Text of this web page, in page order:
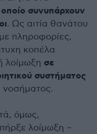
συνυπάρχουν
. Ως αιτία θανάτου
πληροφορίες,
κοπέλα
λοίμωξη σε
συστήματος
νοσήματος.
όμως,
λοίμωξη –